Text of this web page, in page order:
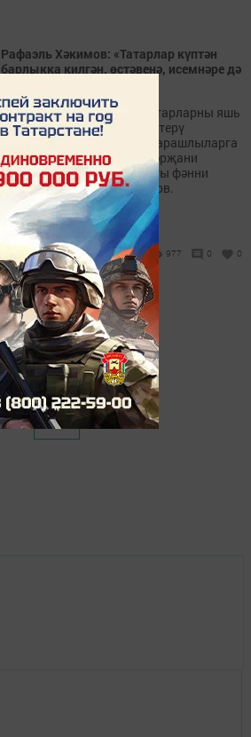
Рафаэль Хәкимов: «Татарлар күптән
барлыкка килгән, өстәвенә, исемнәре дә
Кайбер идеологларның татарларны яшь
милләт итеп күз алдына китерү
омтылышлары алдынгы карашлыларга
исәпләнгән, - дип саный Мәрҗани
исемендәге Тарих институты фәнни
җитәкчесе Рафаэль Хәкимов.
977 0 0